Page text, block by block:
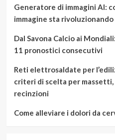
Generatore di immagini AI:
immagine sta
Dal Savona Calcio ai
11 pronostici consecutivi
Reti elettrosaldate per
criteri di scelta per
recinzioni
Come alleviare i dolori da